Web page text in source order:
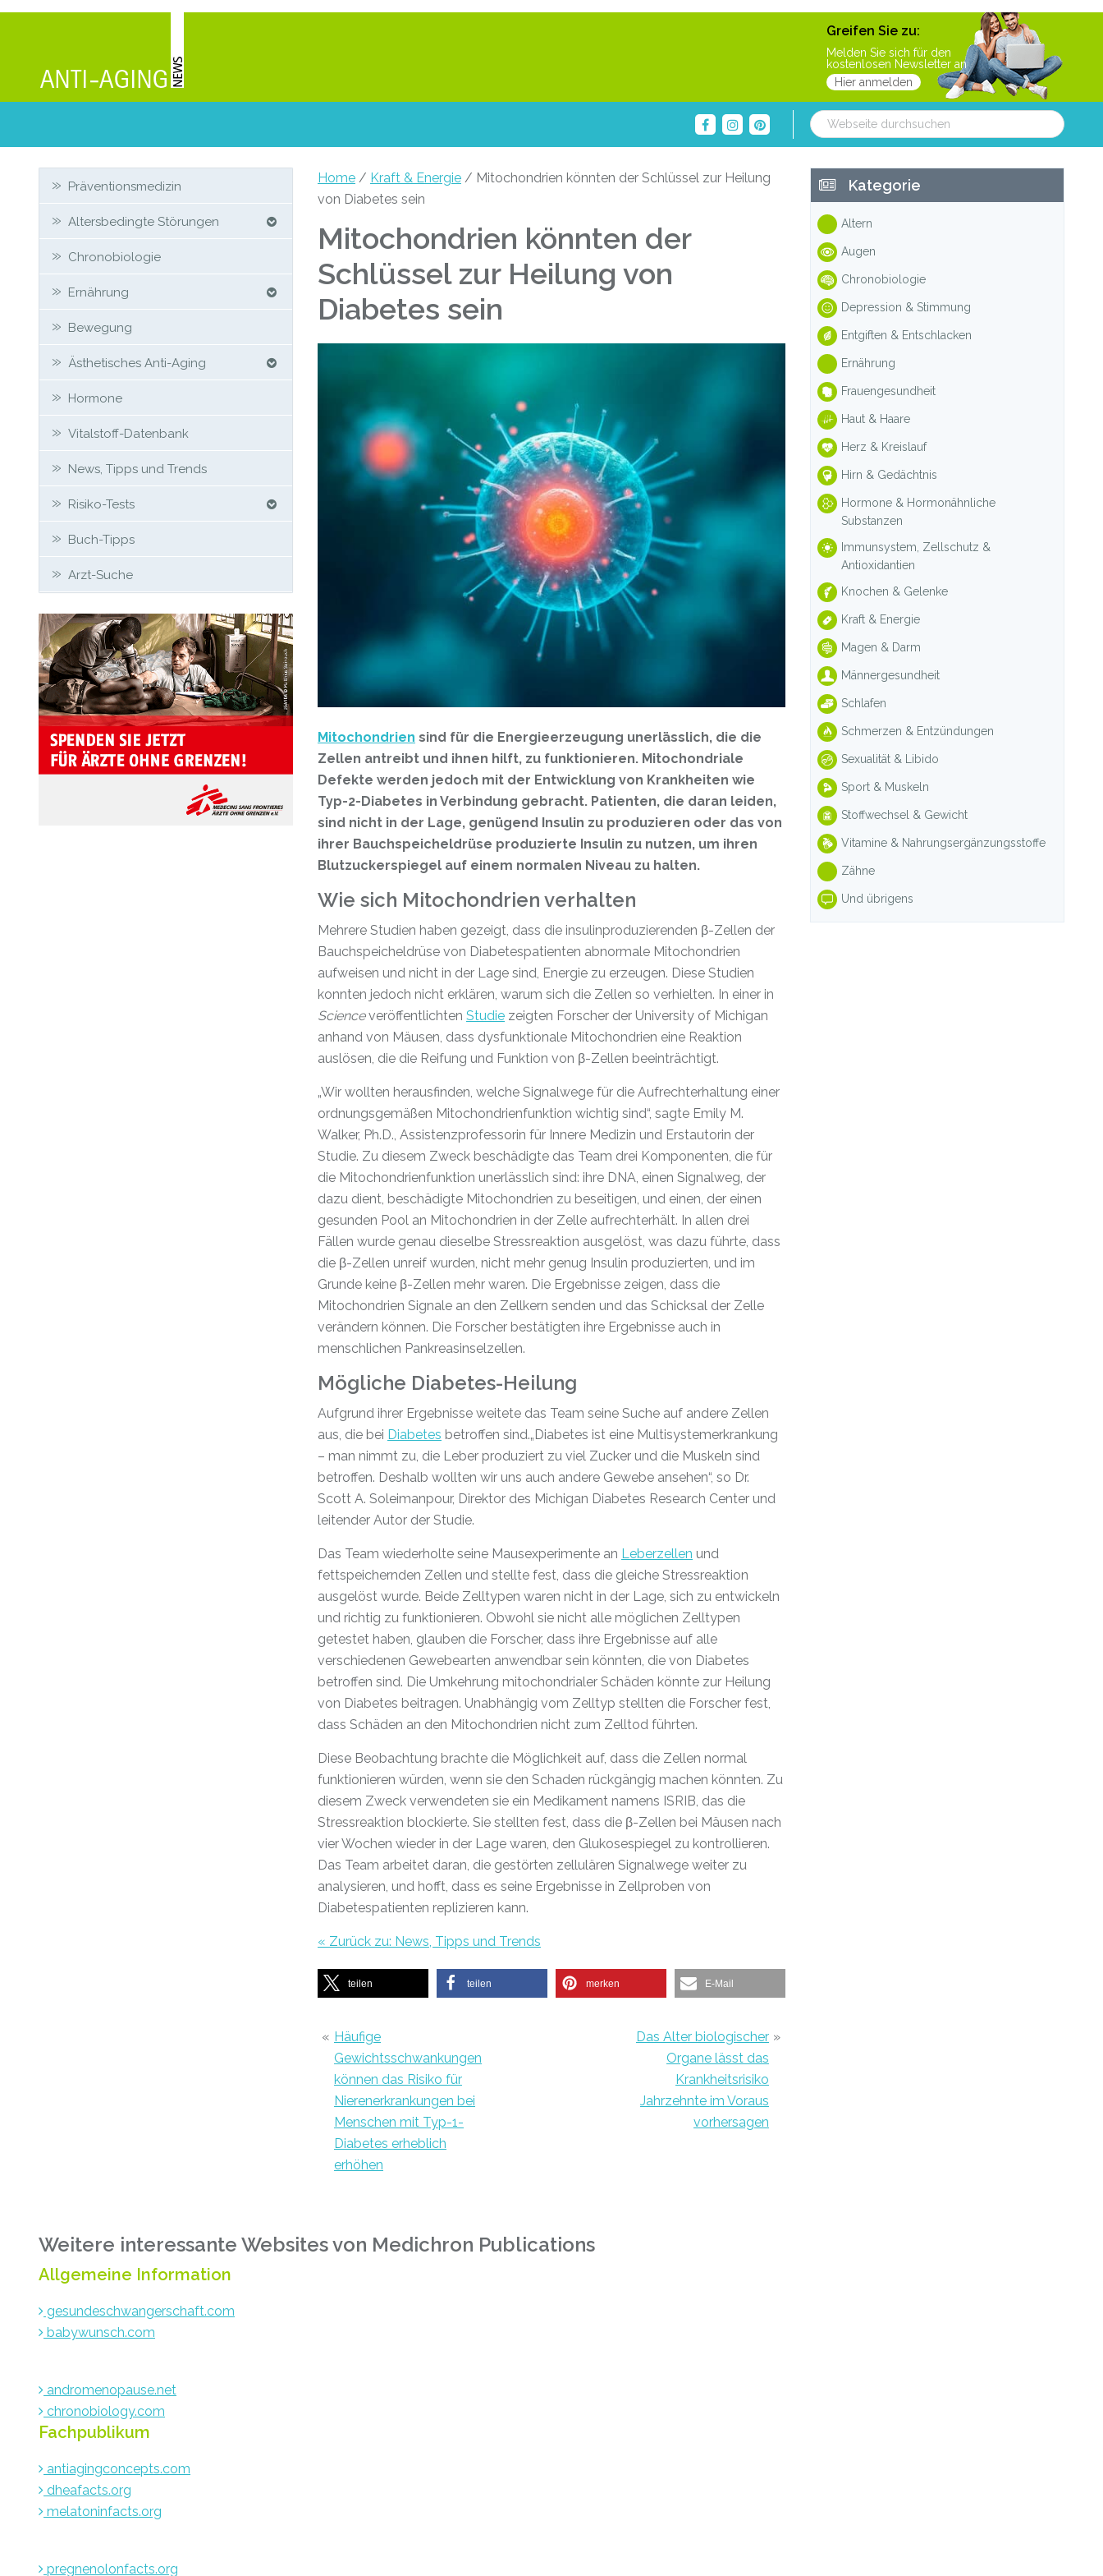
Greifen Sie zu:
Melden Sie sich für den
kostenlosen Newsletter an
Hier anmelden
Webseite
durchsuchen
Home / Kraft & Energie / Mitochondrien könnten der Schlüssel zur Heilung
von Diabetes sein
Mitochondrien könnten der
Schlüssel zur Heilung von
Diabetes sein
Mitochondrien sind für die Energieerzeugung unerlässlich, die die
Zellen antreibt und ihnen hilft, zu funktionieren. Mitochondriale
Defekte werden jedoch mit der Entwicklung von Krankheiten wie
Typ-2-Diabetes in Verbindung gebracht. Patienten, die daran leiden,
sind nicht in der Lage, genügend Insulin zu produzieren oder das von
ihrer Bauchspeicheldrüse produzierte Insulin zu nutzen, um ihren
Blutzuckerspiegel auf einem normalen Niveau zu halten.
Wie sich Mitochondrien verhalten
Mehrere Studien haben gezeigt, dass die insulinproduzierenden β-Zellen der
Bauchspeicheldrüse von Diabetespatienten abnormale Mitochondrien
aufweisen und nicht in der Lage sind, Energie zu erzeugen. Diese Studien
konnten jedoch nicht erklären, warum sich die Zellen so verhielten. In einer in
Scienceveröffentlichten Studie zeigten Forscher der University of Michigan
anhand von Mäusen, dass dysfunktionale Mitochondrien eine Reaktion
auslösen, die die Reifung und Funktion von β-Zellen beeinträchtigt.
„Wir wollten herausfinden, welche Signalwege für die Aufrechterhaltung einer
ordnungsgemäßen Mitochondrienfunktion wichtig sind“, sagte Emily M.
Walker, Ph.D., Assistenzprofessorin für Innere Medizin und Erstautorin der
Studie. Zu diesem Zweck beschädigte das Team drei Komponenten, die für
die Mitochondrienfunktion unerlässlich sind: ihre DNA, einen Signalweg, der
dazu dient, beschädigte Mitochondrien zu beseitigen, und einen, der einen
gesunden Pool an Mitochondrien in der Zelle aufrechterhält. In allen drei
Fällen wurde genau dieselbe Stressreaktion ausgelöst, was dazu führte, dass
die β-Zellen unreif wurden, nicht mehr genug Insulin produzierten, und im
Grunde keine β-Zellen mehr waren. Die Ergebnisse zeigen, dass die
Mitochondrien Signale an den Zellkern senden und das Schicksal der Zelle
verändern können. Die Forscher bestätigten ihre Ergebnisse auch in
menschlichen Pankreasinselzellen.
Mögliche Diabetes-Heilung
Aufgrund ihrer Ergebnisse weitete das Team seine Suche auf andere Zellen
aus, die bei Diabetes betroffen sind.„Diabetes ist eine Multisystemerkrankung
– man nimmt zu, die Leber produziert zu viel Zucker und die Muskeln sind
betroffen. Deshalb wollten wir uns auch andere Gewebe ansehen“, so Dr.
Scott A. Soleimanpour, Direktor des Michigan Diabetes Research Center und
leitender Autor der Studie.
Das Team wiederholte seine Mausexperimente an Leberzellen und
fettspeichernden Zellen und stellte fest, dass die gleiche Stressreaktion
ausgelöst wurde. Beide Zelltypen waren nicht in der Lage, sich zu entwickeln
und richtig zu funktionieren. Obwohl sie nicht alle möglichen Zelltypen
getestet haben, glauben die Forscher, dass ihre Ergebnisse auf alle
verschiedenen Gewebearten anwendbar sein könnten, die von Diabetes
betroffen sind. Die Umkehrung mitochondrialer Schäden könnte zur Heilung
von Diabetes beitragen. Unabhängig vom Zelltyp stellten die Forscher fest,
dass Schäden an den Mitochondrien nicht zum Zelltod führten.
Diese Beobachtung brachte die Möglichkeit auf, dass die Zellen normal
funktionieren würden, wenn sie den Schaden rückgängig machen könnten. Zu
diesem Zweck verwendeten sie ein Medikament namens ISRIB, das die
Stressreaktion blockierte. Sie stellten fest, dass die β-Zellen bei Mäusen nach
vier Wochen wieder in der Lage waren, den Glukosespiegel zu kontrollieren.
Das Team arbeitet daran, die gestörten zellulären Signalwege weiter zu
analysieren, und hofft, dass es seine Ergebnisse in Zellproben von
Diabetespatienten replizieren kann.
« Zurück zu: News, Tipps und Trends
teilen teilen merken E-Mail
« Häufige
Gewichtsschwankungen
können das Risiko für
Nierenerkrankungen bei
Menschen mit Typ-1-
Diabetes erheblich
erhöhen
Das Alter biologischer
Organe lässt das
Krankheitsrisiko
Jahrzehnte im Voraus
vorhersagen
»
Haupt-
Sidebar
Kategorie
Altern
Augen
Chronobiologie
Depression & Stimmung
Entgiften & Entschlacken
Ernährung
Frauengesundheit
Haut & Haare
Herz & Kreislauf
Hirn & Gedächtnis
Hormone & Hormonähnliche
Substanzen
Immunsystem, Zellschutz &
Antioxidantien
Knochen & Gelenke
Kraft & Energie
Magen & Darm
Männergesundheit
Schlafen
Schmerzen & Entzündungen
Sexualität & Libido
Sport & Muskeln
Stoffwechsel & Gewicht
Vitamine & Nahrungsergänzungsstoffe
Zähne
Und übrigens
Zweit-
Sidebar
Präventionsmedizin
Altersbedingte Störungen
Chronobiologie
Ernährung
Bewegung
Ästhetisches Anti-Aging
Hormone
Vitalstoff-Datenbank
News, Tipps und Trends
Risiko-Tests
Buch-Tipps
Arzt-Suche
Weitere interessante Websites von Medichron Publications
Allgemeine Information
gesundeschwangerschaft.com
babywunsch.com
andromenopause.net
chronobiology.com
Fachpublikum
antiagingconcepts.com
dheafacts.org
melatoninfacts.org
pregnenolonfacts.org